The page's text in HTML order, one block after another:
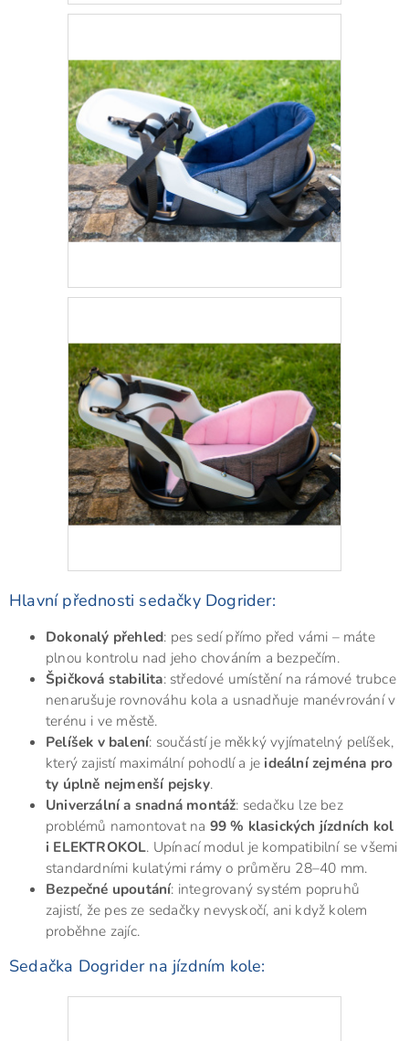
Hlavní přednosti sedačky Dogrider:
Dokonalý přehled: pes sedí přímo před vámi – máte
plnou kontrolu nad jeho chováním a bezpečím.
Špičková stabilita: středové umístění na rámové trubce
nenarušuje rovnováhu kola a usnadňuje manévrování v
terénu i ve městě.
Pelíšek v balení: součástí je měkký vyjímatelný pelíšek,
který zajistí maximální pohodlí a je ideální zejména pro
ty úplně nejmenší pejsky.
Univerzální a snadná montáž: sedačku lze bez
problémů namontovat na 99 % klasických jízdních kol
i ELEKTROKOL. Upínací modul je kompatibilní se všemi
standardními kulatými rámy o průměru 28–40 mm.
Bezpečné upoutání: integrovaný systém popruhů
zajistí, že pes ze sedačky nevyskočí, ani když kolem
proběhne zajíc.
Sedačka Dogrider na jízdním kole: